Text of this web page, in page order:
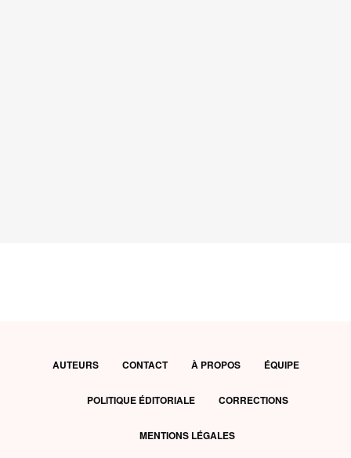
AUTEURS CONTACT À PROPOS ÉQUIPE
POLITIQUE ÉDITORIALE CORRECTIONS
MENTIONS LÉGALES